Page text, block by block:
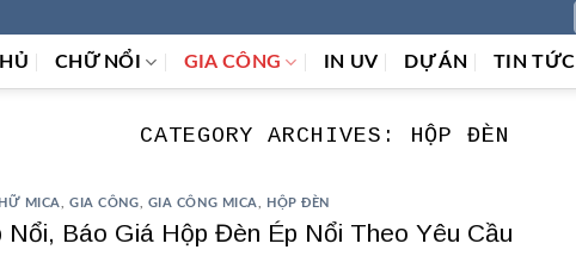
CHỮ NỔI GIA CÔNG IN UV DỰ ÁN TIN TỨC
CATEGORY ARCHIVES: HỘP ĐÈN
MICA,GIA CÔNG, GIA CÔNG MICA, HỘP ĐÈN
Nổi, Báo Giá Hộp Đèn Ép Nổi Theo Yêu Cầu